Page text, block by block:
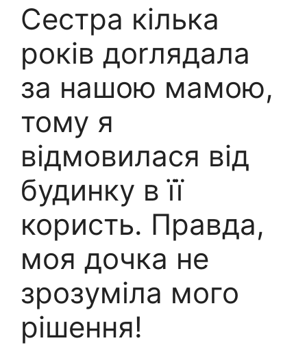
Сестра кілька
років доrлядала
за нашою мамою,
тому я
відмовилася від
будинку в її
користь. Правда,
моя дочка не
зрозуміла мого
рішення!